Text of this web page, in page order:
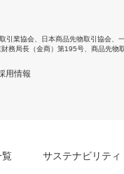
引業協会 日本商品先物取引協会
務局長（金商）第195号、商品先物
用情報
覧 サステナビリティ